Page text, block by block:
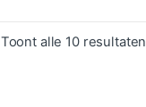
Toont alle 10 resultaten